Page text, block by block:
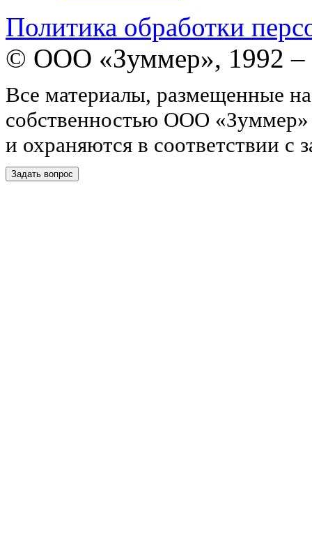
Политика обработки
© ООО «Зуммер», 1992 –
Все материалы, размещенные
собственностью ООО «Зуммер»
и охраняются в соответствии с
Задать вопрос